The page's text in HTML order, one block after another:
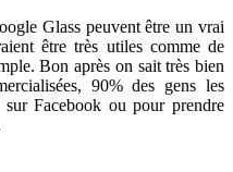
Glass peuvent être un vrai
être très utiles comme de
Bon après on sait très bien
90% des gens les
Facebook ou pour prendre